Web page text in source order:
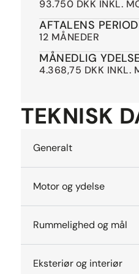
93.750 DKK INKL.
AFTALENS
12 MÅNEDER
MÅNEDLIG
4.368,75 DKK INKL.
TEKNISK
Generalt
Motor og ydelse
Rummelighed og mål
Eksteriør og interiør